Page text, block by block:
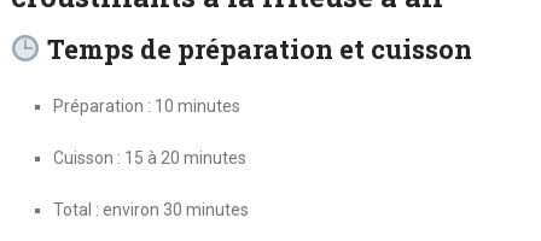
Temps de préparation et cuisson
Préparation : 10 minutes
Cuisson : 15 à 20 minutes
Total : environ 30 minutes